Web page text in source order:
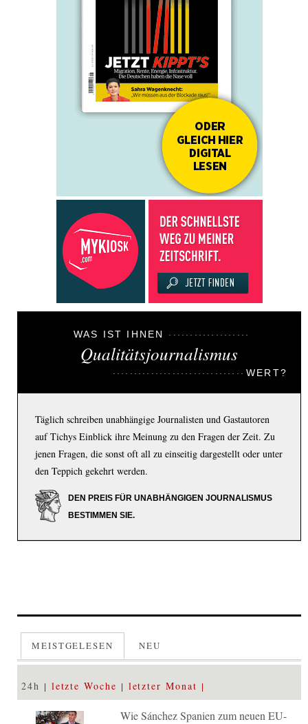
WAS IST IHNEN
Qualitätsjournalismus
WERT?
Täglich schreiben unabhängige Journalisten und Gastautoren
auf Tichys Einblick ihre Meinung zu den Fragen der Zeit. Zu
jenen Fragen, die sonst oft all zu einseitig dargestellt oder unter
den Teppich gekehrt werden.
DEN PREIS FÜR UNABHÄNGIGEN JOURNALISMUS
BESTIMMEN SIE.
MEISTGELESEN NEU
24h letzte Woche letzter Monat
Wie Sánchez Spanien zum neuen EU-